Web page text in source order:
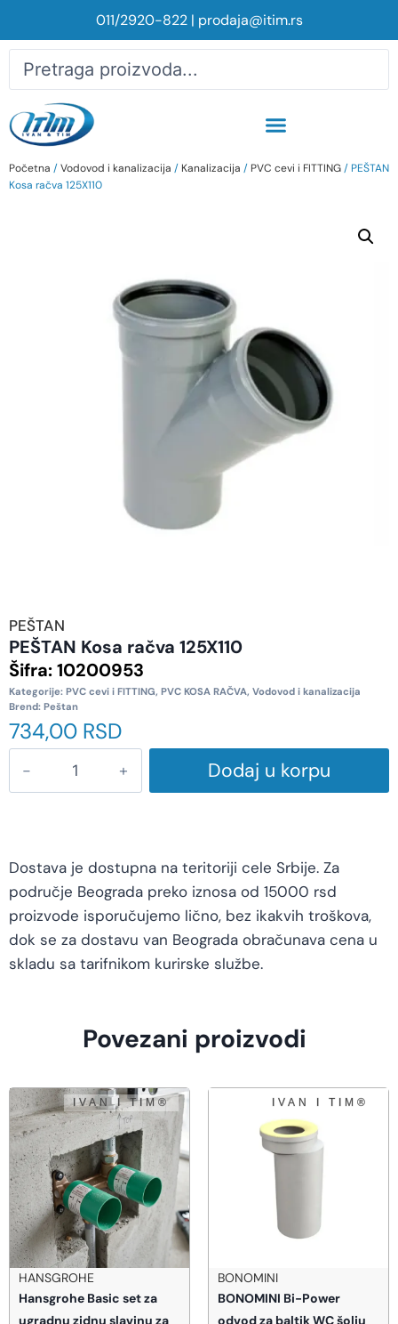
011/2920-822| prodaja@itim.rs
Početna /Vodovod i kanalizacija / Kanalizacija / PVC cevi i FITTING/ PEŠTAN
Kosa račva 125X110
PEŠTAN
PEŠTAN Kosa račva 125X110
Šifra:10200953
Kategorije: PVC cevi i FITTING, PVC KOSA RAČVA, Vodovod i kanalizacija
Brend: Peštan
734,00 RSD
Dodaj u korpu
Dostava je dostupna na teritoriji cele Srbije. Za
područje Beograda preko iznosa od 15000 rsd
proizvode isporučujemo lično, bez ikakvih troškova,
dok se za dostavu van Beograda obračunava cena u
skladu sa tarifnikom kurirske službe.
Povezani proizvodi
HANSGROHE
Hansgrohe Basic set za
BONOMINI
BONOMINI Bi-Power